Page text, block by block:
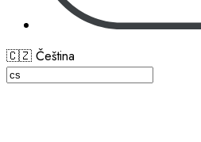
🇨🇿 Čeština